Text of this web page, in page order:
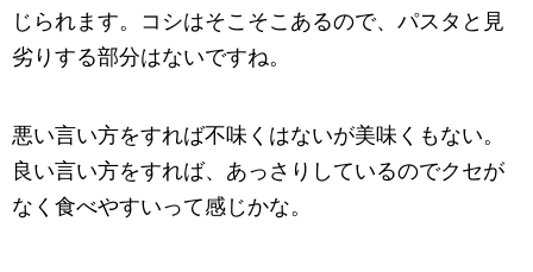
じられます。コシはそこそこあるので、パスタと見
劣りする部分はないですね。
悪い言い方をすれば不味くはないが美味くもない。
良い言い方をすれば、あっさりしているのでクセが
なく食べやすいって感じかな。